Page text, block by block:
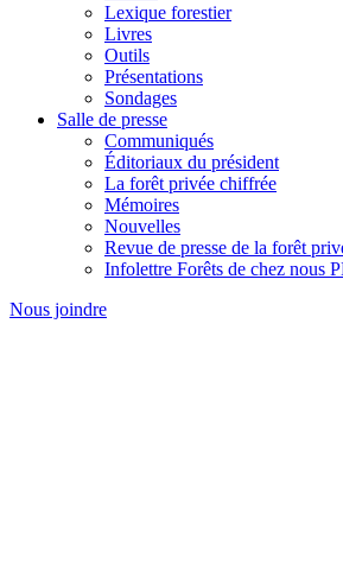
Lexique forestier
Livres
Outils
Présentations
Sondages
Salle de presse
Communiqués
Éditoriaux du président
La forêt privée chiffrée
Mémoires
Nouvelles
Revue de presse de la forêt
Infolettre Forêts de chez nous
Nous joindre